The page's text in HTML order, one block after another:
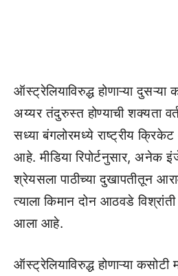
ऑस्ट्रेलियाविरुद्ध होणाऱ्या दुसऱ्या
अय्यर तंदुरुस्त होण्याची शक्यता
सध्या बंगलोरमध्ये राष्ट्रीय
आहे. मीडिया रिपोर्टनुसार, अनेक
श्रेयसला पाठीच्या दुखापतीतून
त्याला किमान दोन आठवडे
आला आहे.
ऑस्ट्रेलियाविरुद्ध होणाऱ्या